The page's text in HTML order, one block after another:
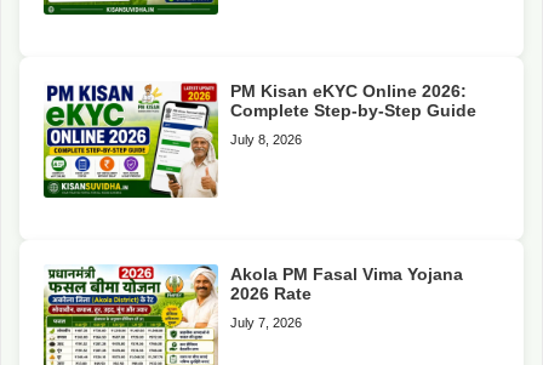
PM Kisan eKYC Online 2026:
Complete Step-by-Step Guide
July 8, 2026
Akola PM Fasal Vima Yojana
2026 Rate
July 7, 2026